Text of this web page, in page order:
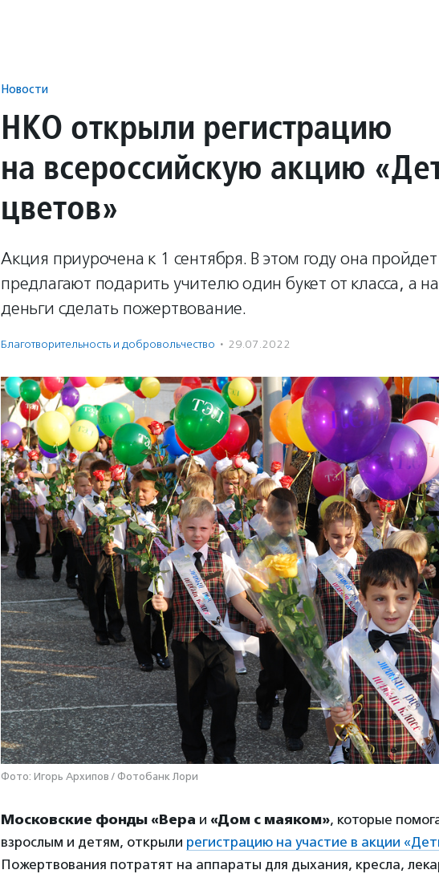
Новости
НКО открыли регистрацию
на всероссийскую акцию
цветов»
Акция приурочена к 1 сентября. В этом году она
предлагают подарить учителю один букет от класса, а
деньги сделать пожертвование.
Благотвори­тель­ность и доброволь­чест­во · 29.07.2022
Фото: Игорь Архипов / Фотобанк Лори
Московские фонды «Вера и «Дом с маяком», которые
взрослым и детям, открыли регистрацию на участие в акции
Пожертвования потратят на аппараты для дыхания, кресла,